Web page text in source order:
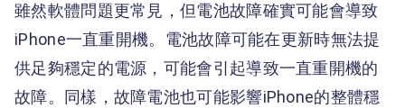
雖然軟體問題更常見，但電池故障確實可能會導致
iPhone一直重開機。電池故障可能在更新時無法提
供足夠穩定的電源，可能會引起導致一直重開機的
故障。同樣，故障電池也可能影響iPhone的整體穩